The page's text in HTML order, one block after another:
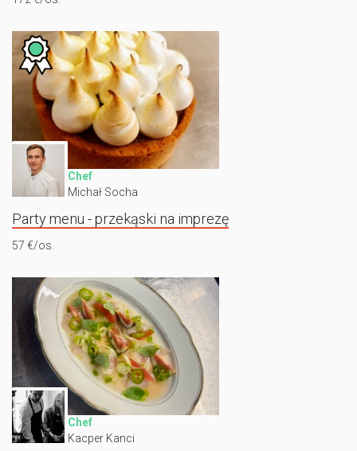
Chef
Michał Socha
Party menu - przekąski na imprezę
57 €/os.
Chef
Kacper Kanci